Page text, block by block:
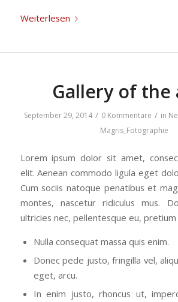
Weiterlesen
Gallery of the
September 29, 2014 / 0 Kommentare / in
Magris_Fotographie
Lorem ipsum dolor sit amet,
elit. Aenean commodo ligula eget
Cum sociis natoque penatibus et
montes, nascetur ridiculus mus.
ultricies nec, pellentesque eu, pretium
Nulla consequat massa quis enim.
Donec pede justo, fringilla vel,
eget, arcu.
In enim justo, rhoncus ut,